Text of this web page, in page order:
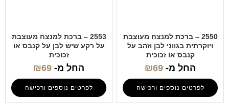
2550 – ברכת למנצח מעוצבת
ויוקרתית בגווני לבן וזהב על
קנבס או זכוכית
החל מ- ₪69
לפרטים נוספים ורכישה
2553 – ברכת למנצח מעוצבת
על רקע שיש לבן על קנבס או
זכוכית
החל מ- ₪69
לפרטים נוספים ורכישה